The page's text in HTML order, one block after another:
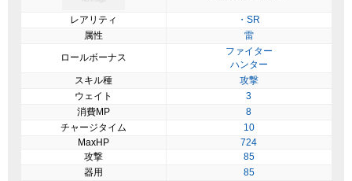
レアリティ
・SR
属性
雷
ロールボーナス
ファイター
ハンター
スキル種
攻撃
ウェイト
3
消費MP
8
チャージタイム
10
MaxHP
724
攻撃
85
器用
85